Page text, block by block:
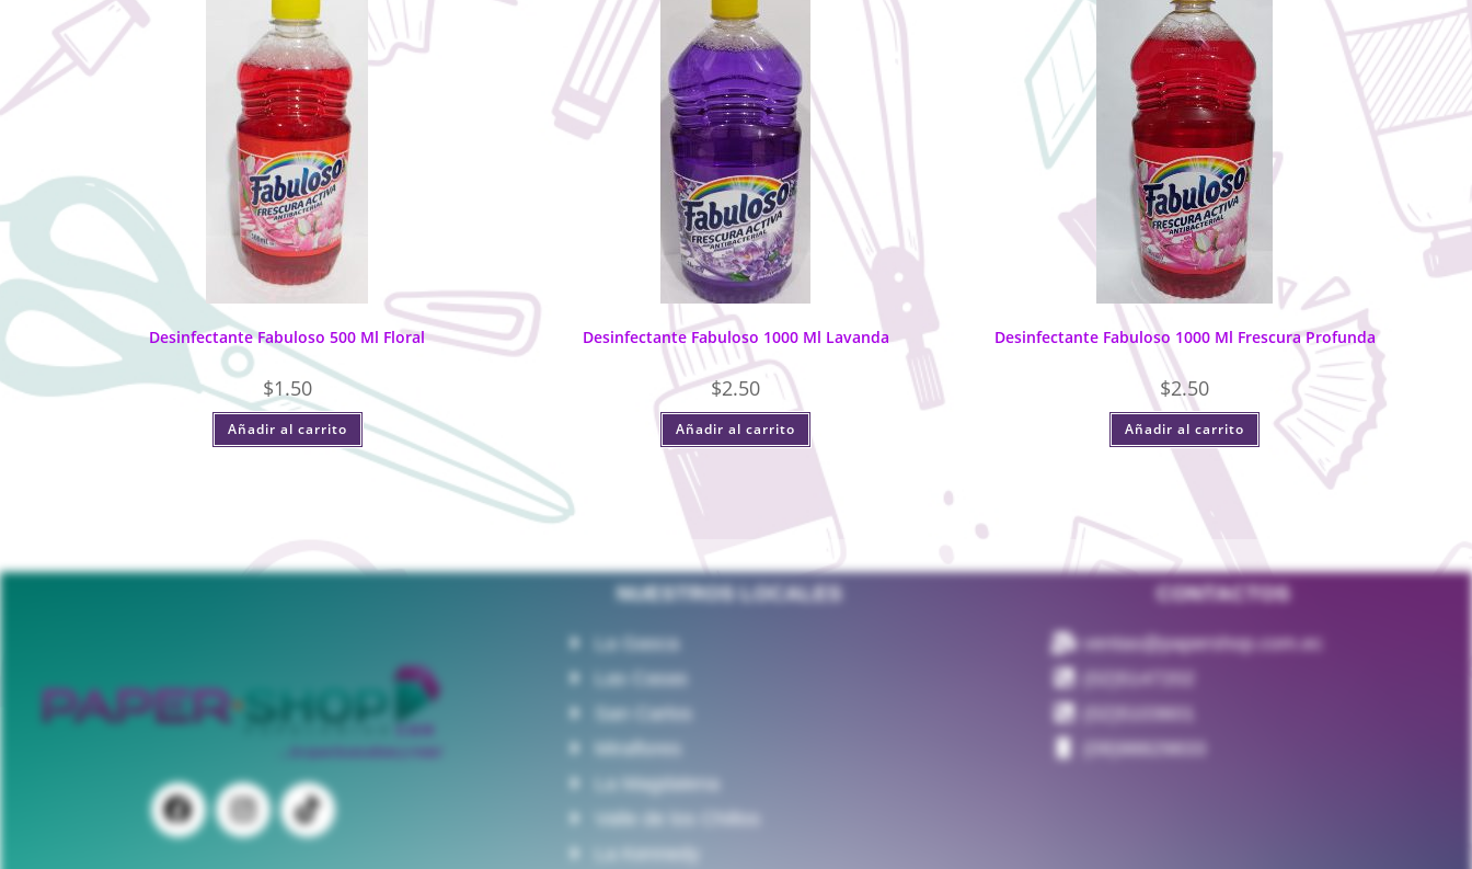
Desinfectante Fabuloso 500 Ml Floral
$1.50
Añadir al carrito
Desinfectante Fabuloso 1000 Ml Lavanda
$2.50
Añadir al carrito
Desinfectante Fabuloso 1000 Ml Frescura Profunda
$2.50
Añadir al carrito
NUESTROS LOCALES
La Gasca
Las Casas
San Carlos
Miraflores
La Magdalena
Valle de los Chillos
La Kennedy
CONTACTOS
ventas@papershop.com.ec
(02)5147202
(02)5103601
(09)98829833